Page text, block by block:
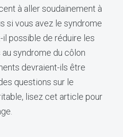
à aller soudainement à
si vous avez le syndrome
possible de réduire les
syndrome du côlon
devraient-ils être
questions sur le
lisez cet article pour